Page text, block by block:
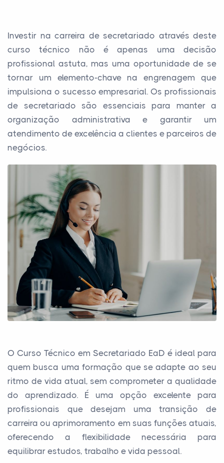
Investir na carreira de secretariado através deste
curso técnico não é apenas uma decisão
profissional astuta, mas uma oportunidade de se
tornar um elemento-chave na engrenagem que
impulsiona o sucesso empresarial. Os profissionais
de secretariado são essenciais para manter a
organização administrativa e garantir um
atendimento de excelência a clientes e parceiros de
negócios.
O Curso Técnico em Secretariado EaD é ideal para
quem busca uma formação que se adapte ao seu
ritmo de vida atual, sem comprometer a qualidade
do aprendizado. É uma opção excelente para
profissionais que desejam uma transição de
carreira ou aprimoramento em suas funções atuais,
oferecendo a flexibilidade necessária para
equilibrar estudos, trabalho e vida pessoal.